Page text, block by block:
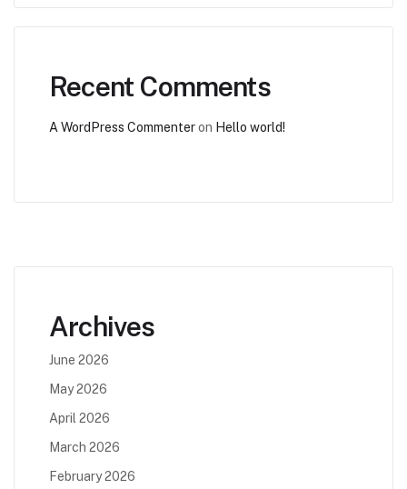
Recent Comments
A WordPress Commenteron Hello world!
Archives
June 2026
May 2026
April 2026
March 2026
February 2026